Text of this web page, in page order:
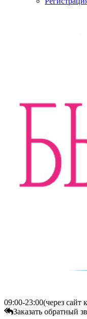
09:00-23:00(через сайт
Заказать обратный